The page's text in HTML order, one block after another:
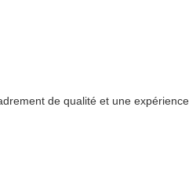
de qualité et une